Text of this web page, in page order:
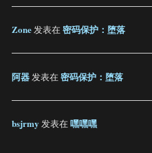
Zone发表在密码保护：堕落
阿器发表在密码保护：堕落
bsjrmy 发表在嘿嘿嘿